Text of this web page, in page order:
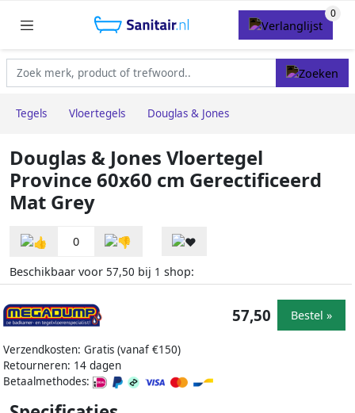
Tegels Vloertegels Douglas & Jones
Douglas & Jones Vloertegel
Province 60x60 cm Gerectificeerd
Mat Grey
0
Beschikbaar voor 57,50 bij 1 shop:
Verzendkosten: Gratis (vanaf €150)
Retourneren: 14 dagen
Betaalmethodes:
57,50 Bestel »